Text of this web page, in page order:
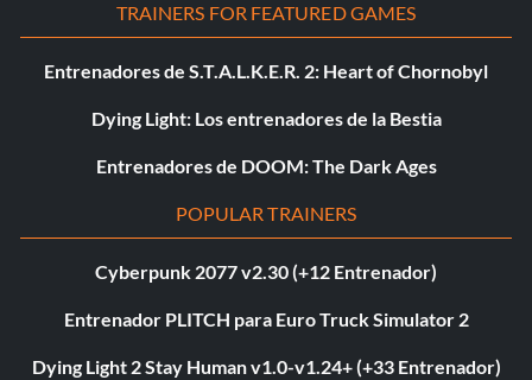
TRAINERS FOR FEATURED GAMES
Entrenadores de S.T.A.L.K.E.R. 2: Heart of Chornobyl
Dying Light: Los entrenadores de la Bestia
Entrenadores de DOOM: The Dark Ages
POPULAR TRAINERS
Cyberpunk 2077 v2.30 (+12 Entrenador)
Entrenador PLITCH para Euro Truck Simulator 2
Dying Light 2 Stay Human v1.0-v1.24+ (+33 Entrenador)